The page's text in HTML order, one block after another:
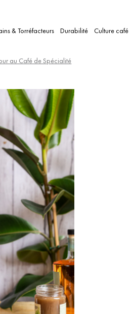
& Torréfacteurs Durabilité Culture café
au Café de Spécialité